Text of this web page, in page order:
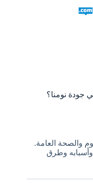
جودة نومنا؟
والصحة العامة.
وطرق